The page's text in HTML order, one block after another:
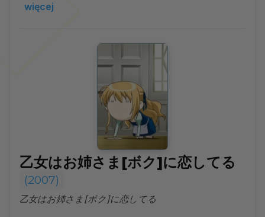
więcej
乙女はお姉さま[ボク]に恋してる
(2007)
乙女はお姉さま[ボク]に恋してる